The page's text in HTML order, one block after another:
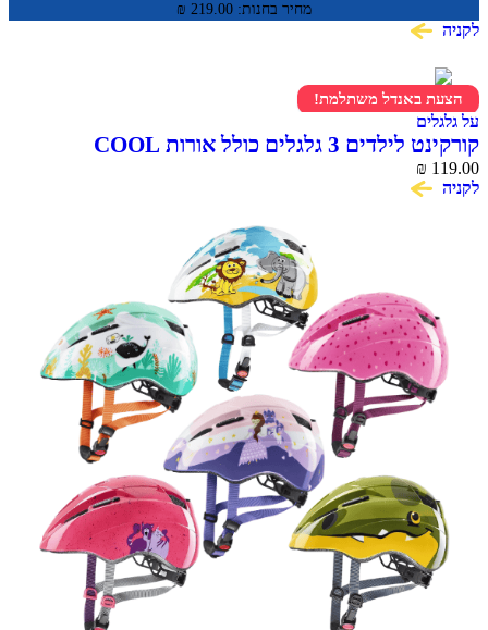
מחיר בחנות: ₪ 219.00
לקניה
הצעת באנדל משתלמת!
על גלגלים
קורקינט לילדים 3 גלגלים כולל אורות COOL
SKOOTER
₪ 119.00
לקניה